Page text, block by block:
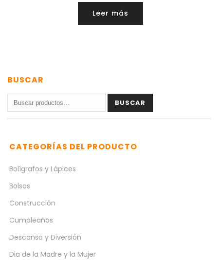
Leer más
BUSCAR
Buscar
por:
BUSCAR
CATEGORÍAS DEL PRODUCTO
Bolígrafos y Lápices
Bolsos
Construcción
Cumpleaños
Descanso y Diversión
Dia de la Madre y la Mujer